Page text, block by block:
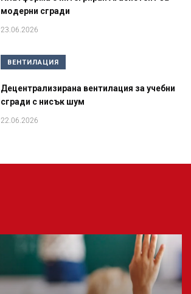
модерни сгради
23.06.2026
ВЕНТИЛАЦИЯ
Децентрализирана вентилация за учебни
сгради с нисък шум
22.06.2026